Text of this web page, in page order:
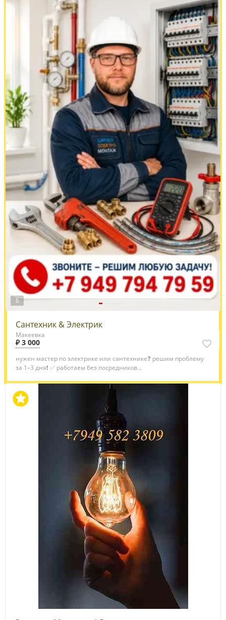
6
Сантехник & Электрик
Макеевка
₽ 3 000
нужен мастер по электрике или сантехнике❓ решим проблему
за 1–3 дня❗️ ✅ работаем без посредников...